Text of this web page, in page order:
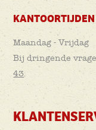
KANTOORTIJDEN
Maandag - Vrijdag
Bij dringende
43.